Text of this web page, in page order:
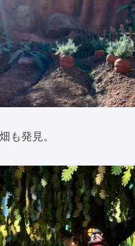
も発見。